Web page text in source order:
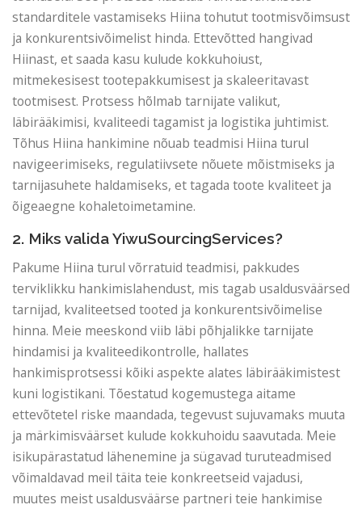
standarditele vastamiseks Hiina tohutut tootmisvõimsust
ja konkurentsivõimelist hinda. Ettevõtted hangivad
Hiinast, et saada kasu kulude kokkuhoiust,
mitmekesisest tootepakkumisest ja skaleeritavast
tootmisest. Protsess hõlmab tarnijate valikut,
läbirääkimisi, kvaliteedi tagamist ja logistika juhtimist.
Tõhus Hiina hankimine nõuab teadmisi Hiina turul
navigeerimiseks, regulatiivsete nõuete mõistmiseks ja
tarnijasuhete haldamiseks, et tagada toote kvaliteet ja
õigeaegne kohaletoimetamine.
2. Miks valida YiwuSourcingServices?
Pakume Hiina turul võrratuid teadmisi, pakkudes
terviklikku hankimislahendust, mis tagab usaldusväärsed
tarnijad, kvaliteetsed tooted ja konkurentsivõimelise
hinna. Meie meeskond viib läbi põhjalikke tarnijate
hindamisi ja kvaliteedikontrolle, hallates
hankimisprotsessi kõiki aspekte alates läbirääkimistest
kuni logistikani. Tõestatud kogemustega aitame
ettevõtetel riske maandada, tegevust sujuvamaks muuta
ja märkimisväärset kulude kokkuhoidu saavutada. Meie
isikupärastatud lähenemine ja sügavad turuteadmised
võimaldavad meil täita teie konkreetseid vajadusi,
muutes meist usaldusväärse partneri teie hankimise